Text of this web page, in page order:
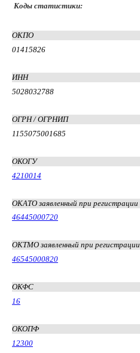
Коды статистики:
ОКПО
01415826
ИНН
5028032788
ОГРН / ОГРНИП
1155075001685
ОКОГУ
4210014
ОКАТО заявленный при регистрации
46445000720
ОКТМО заявленный при регистрации
46545000820
ОКФС
16
ОКОПФ
12300